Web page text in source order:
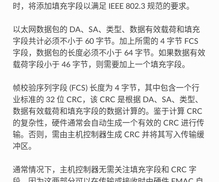
时，将添加填充字段以满足 IEEE 802.3 规范的要求。
以太网数据包的 DA、SA、类型、数据有效载荷和填充
字段共计必须不小于 60 字节。加上所需的 4 字节 FCS
字段，数据包的长度必须不小于 64 字节。如果数据有效
载荷字段小于 46 字节，则需要加上一个填充字段。
帧校验序列字段 (FCS) 长度为 4 字节，其中包含一个行
业标准的 32 位 CRC，该 CRC 是根据 DA、SA、类型、
数据有效载荷和填充字段的数据计算的。鉴于计算 CRC
的复杂性，硬件通常会自动生成一个有效的 CRC 进行传
输。否则，需由主机控制器生成 CRC 并将其写入传输缓
冲区。
通常情况下，主机控制器无需关注填充字段和 CRC 字